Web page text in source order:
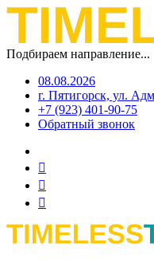
Подбираем направление...
08.08.2026
г. Пятигорск, ул.
+7 (923) 401-90-75
Обратный звонок